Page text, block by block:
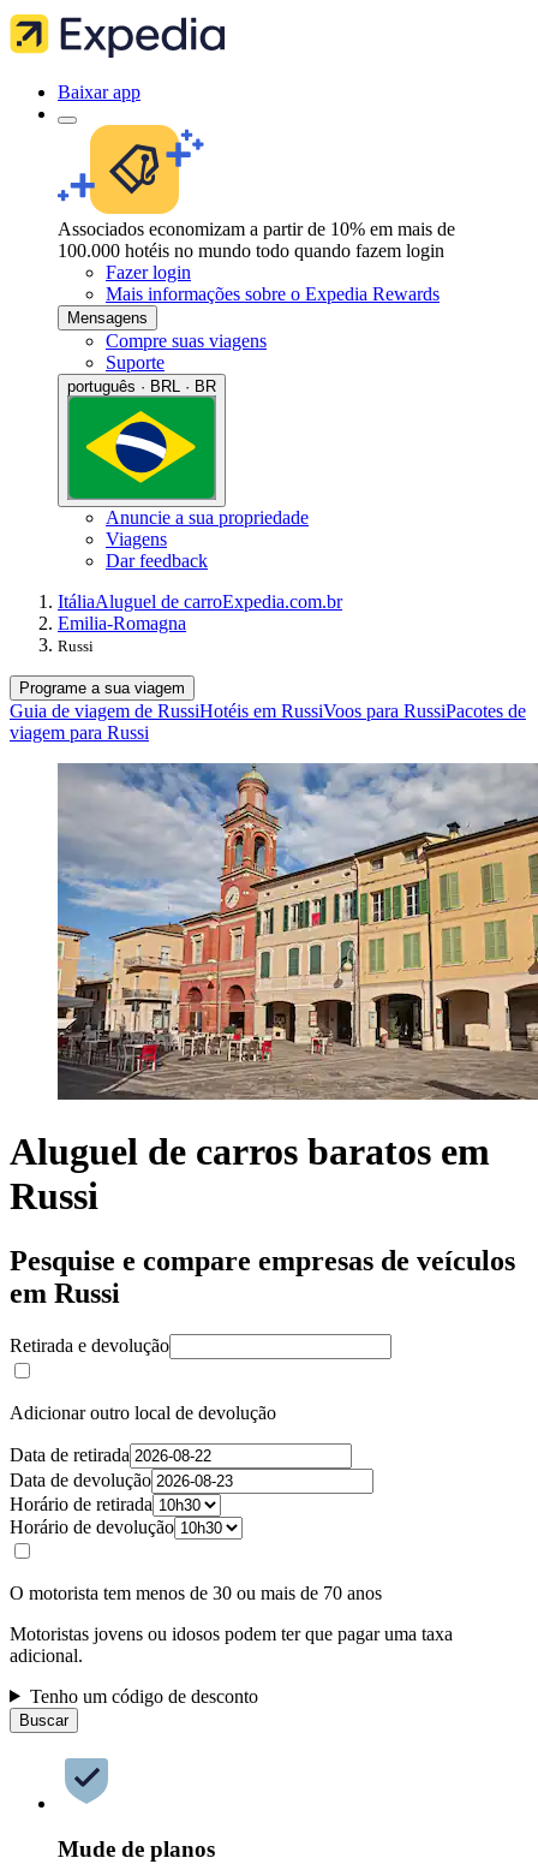
Baixar app
Associados economizam a partir de 10% em mais de
100.000 hotéis no mundo todo quando fazem login
Fazer login
Mais informações sobre o Expedia Rewards
Mensagens
Compre suas viagens
Suporte
português · BRL · BR
Anuncie a sua propriedade
Viagens
Dar feedback
ItáliaAluguel de carroExpedia.com.br
Emilia-Romagna
Russi
Programe a sua viagem
Guia de viagem de RussiHotéis em RussiVoos para RussiPacotes de
viagem para Russi
Aluguel de carros baratos em
Russi
Pesquise e compare empresas de veículos
em Russi
Retirada e devolução
Adicionar outro local de devolução
Data de retirada
Data de devolução
Horário de retirada
Horário de devolução
O motorista tem menos de 30 ou mais de 70 anos
Motoristas jovens ou idosos podem ter que pagar uma taxa
adicional.
Tenho um código de desconto
Buscar
Mude de planos